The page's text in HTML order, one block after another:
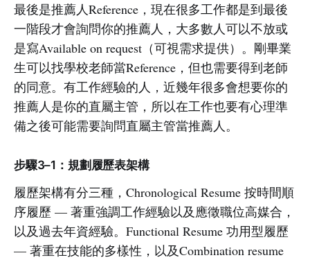
最後是推薦人Reference，現在很多工作都是到最後
一階段才會詢問你的推薦人，大多數人可以不放或
是寫Available on request（可視需求提供）。剛畢業
生可以找學校老師當Reference，但也需要得到老師
的同意。有工作經驗的人，近幾年很多會想要你的
推薦人是你的直屬主管，所以在工作也要有心理準
備之後可能需要詢問直屬主管當推薦人。
步驟3–1：規劃履歷表架構
履歷架構有分三種，Chronological Resume 按時間順
序履歷 — 著重強調工作經驗以及應徵職位高媒合，
以及過去年資經驗。Functional Resume 功用型履歷
— 著重在技能的多樣性，以及Combination resume